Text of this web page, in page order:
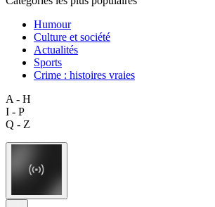
Humour
Culture et société
Actualités
Sports
Crime : histoires vraies
A - H
I - P
Q - Z